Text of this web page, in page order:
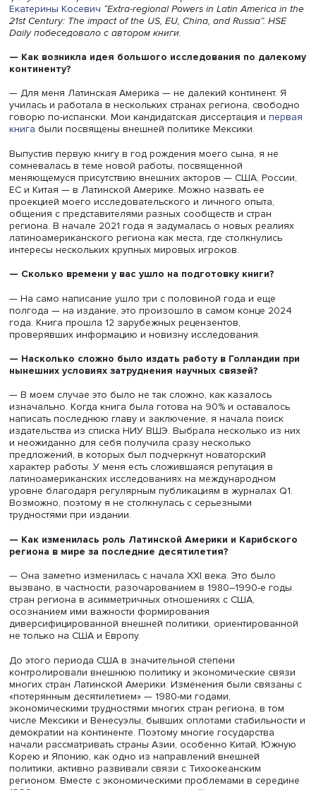
Страны Латинской Америки и Карибского бассейна
находившиеся в течение многих лет под
влиянием США, в последние годы стремятся
международное экономическое сотрудничество,
связи с Китаем, Россией и другими странами. В
издательстве Brillвышла книгастаршего научного
факультета мировой экономики и мировой политики
Екатерины Косевич“Extra-regional Powers in Latin
21st Century: The impact of the US, EU, China, and Russia”.
— Как возникла идея большого исследования по
континенту?
— Для меня Латинская Америка — не далекий
училась и работала в нескольких странах региона,
говорю по-испански. Мои кандидатская диссертация и
книга были посвящены внешней политике Мексики.
сомневалась в теме новой работы, посвященной
меняющемуся присутствию внешних акторов — США,
ЕС и Китая — в Латинской Америке. Можно назвать ее
проекцией моего исследовательского и личного опыта,
общения с представителями разных сообществ и стран
региона. В начале 2021 года я задумалась о новых
интересы нескольких крупных мировых игроков.
— Сколько времени у вас ушло на подготовку книги?
— На само написание ушло три с половиной года и
полгода — на издание, это произошло в самом конце
года. Книга прошла 12 зарубежных рецензентов,
проверявших информацию и новизну исследования.
— Насколько сложно было издать работу в
нынешних условиях затруднения научных связей?
изначально. Когда книга была готова на 90% и
написать последнюю главу и заключение, я начала
издательства из списка НИУ ВШЭ. Выбрала несколько
и неожиданно для себя получила сразу несколько
предложений, в которых был подчеркнут новаторский
характер работы. У меня есть сложившаяся репутация в
латиноамериканских исследованиях на
уровне благодаря регулярным публикациям в
Возможно, поэтому я не столкнулась с серьезными
трудностями при издании.
— Как изменилась роль Латинской Америки и
региона в мире за последние десятилетия?
— Она заметно изменилась с начала XXI века. Это
вызвано, в частности, разочарованием в 1980–1990-е